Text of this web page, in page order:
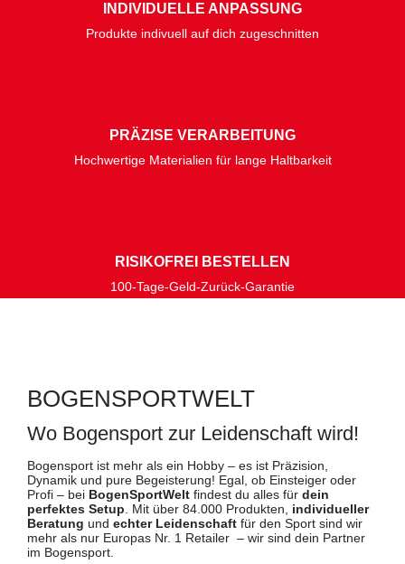
INDIVIDUELLE ANPASSUNG
Produkte indivuell auf dich zugeschnitten
PRÄZISE VERARBEITUNG
Hochwertige Materialien für lange Haltbarkeit
RISIKOFREI BESTELLEN
100-Tage-Geld-Zurück-Garantie
BOGENSPORTWELT
Wo Bogensport zur Leidenschaft wird!
Bogensport ist mehr als ein Hobby – es ist Präzision,
Dynamik und pure Begeisterung! Egal, ob Einsteiger oder
Profi – bei BogenSportWelt findest du alles für dein
perfektes Setup . Mit über 84.000 Produkten, individueller
Beratung und echter Leidenschaft für den Sport sind wir
mehr als nur Europas Nr. 1 Retailer – wir sind dein Partner
im Bogensport.